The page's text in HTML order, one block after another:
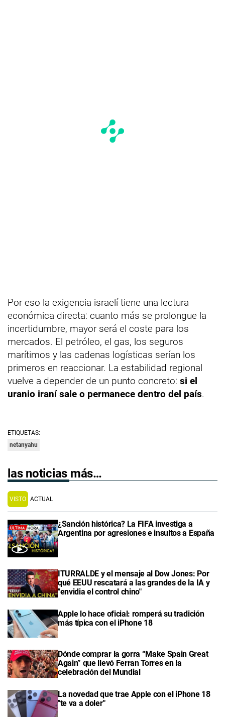
Por eso la exigencia israelí tiene una lectura
económica directa: cuanto más se prolongue la
incertidumbre, mayor será el coste para los
mercados. El petróleo, el gas, los seguros
marítimos y las cadenas logísticas serían los
primeros en reaccionar. La estabilidad regional
vuelve a depender de un punto concreto: si el
uranio iraní sale o permanece dentro del país.
ETIQUETAS:
netanyahu
las noticias más…
VISTO ACTUAL
¿Sanción histórica? La FIFA investiga a
Argentina por agresiones e insultos a España
ITURRALDE y el mensaje al Dow Jones: Por
qué EEUU rescatará a las grandes de la IA y
"envidia el control chino"
Apple lo hace oficial: romperá su tradición
más típica con el iPhone 18
Dónde comprar la gorra “Make Spain Great
Again” que llevó Ferran Torres en la
celebración del Mundial
La novedad que trae Apple con el iPhone 18
"te va a doler"